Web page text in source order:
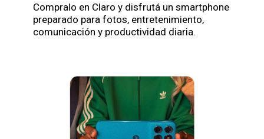
Compralo en Claro y disfrutá un smartphone
preparado para fotos, entretenimiento,
comunicación y productividad diaria.